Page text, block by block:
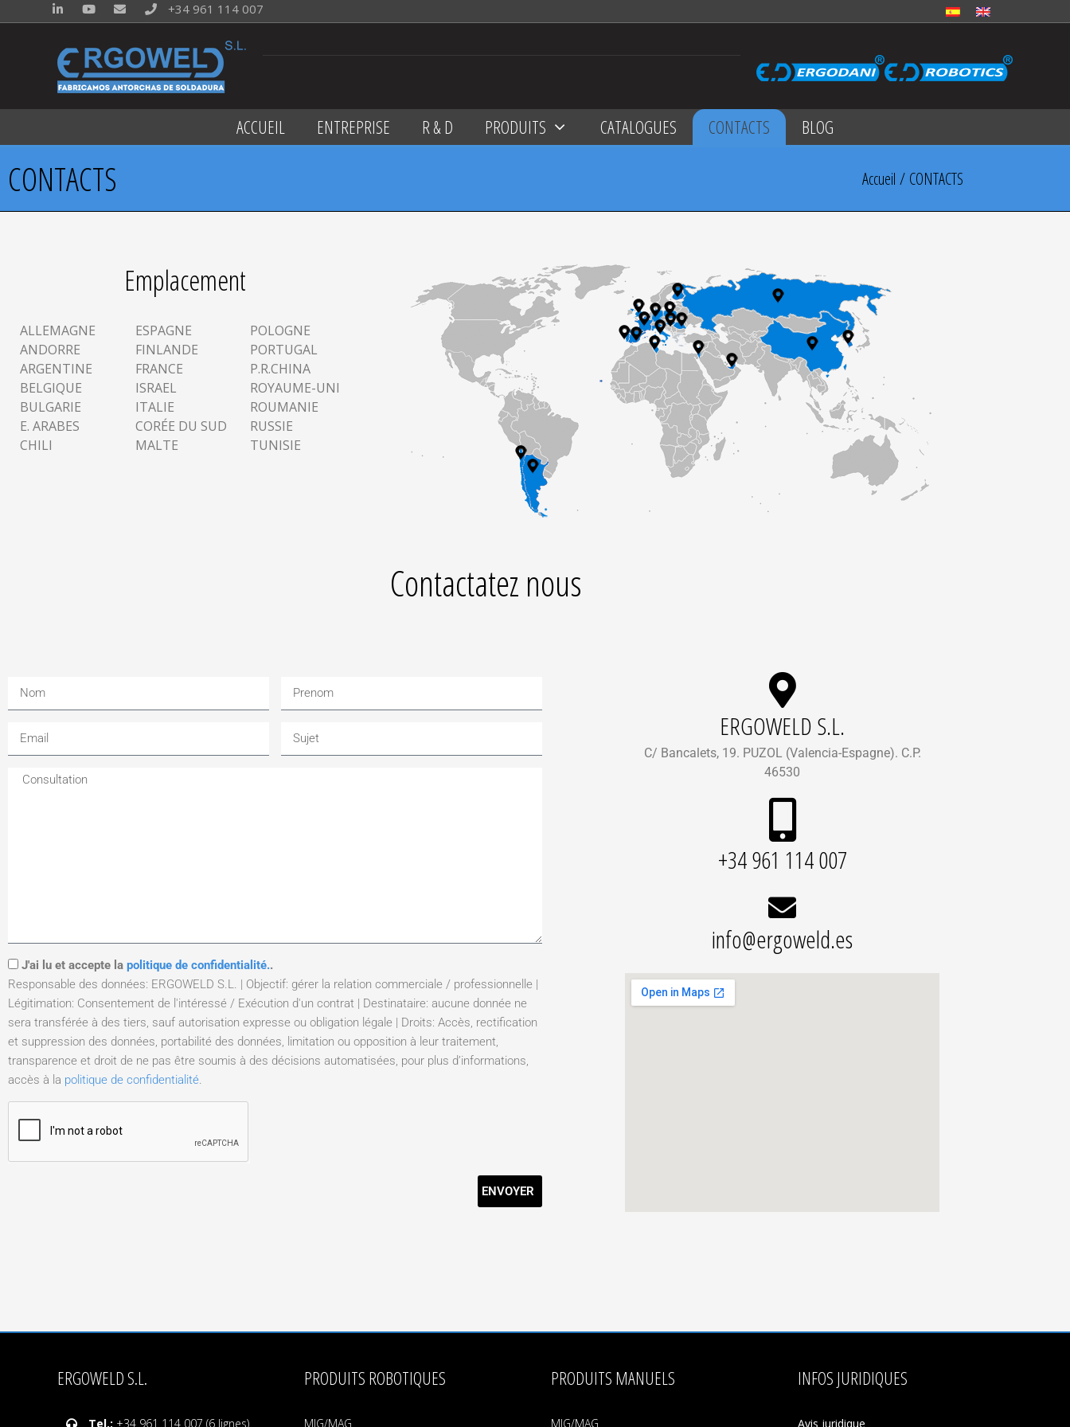
+34 961 114 007
ACCUEIL ENTREPRISE R & D PRODUITS CATALOGUES CONTACTS BLOG
CONTACTS Accueil / CONTACTS
Emplacement
ALLEMAGNE
ANDORRE
ARGENTINE
BELGIQUE
BULGARIE
E. ARABES
CHILI
ESPAGNE
FINLANDE
FRANCE
ISRAEL
ITALIE
CORÉE DU SUD
MALTE
POLOGNE
PORTUGAL
P.R.CHINA
ROYAUME-UNI
ROUMANIE
RUSSIE
TUNISIE
Contactatez nous
J'ai lu et accepte la politique de confidentialité..
Responsable des données: ERGOWELD S.L. | Objectif: gérer la relation commerciale / professionnelle |
Légitimation: Consentement de l'intéressé / Exécution d'un contrat | Destinataire: aucune donnée ne
sera transférée à des tiers, sauf autorisation expresse ou obligation légale | Droits: Accès, rectification
et suppression des données, portabilité des données, limitation ou opposition à leur traitement,
transparence et droit de ne pas être soumis à des décisions automatisées, pour plus d’informations,
accès à la politique de confidentialité.
ENVOYER
ERGOWELD S.L.
C/ Bancalets, 19. PUZOL (Valencia-Espagne). C.P.
46530
+34 961 114 007
info@ergoweld.es
ERGOWELD S.L.
Tel.: +34 961 114 007 (6 lignes)
PRODUITS ROBOTIQUES
MIG/MAG
PRODUITS MANUELS
MIG/MAG
INFOS JURIDIQUES
Avis juridique